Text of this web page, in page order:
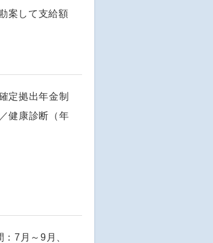
案して支給額
定拠出年金制
健康診断（年
7月～9月、